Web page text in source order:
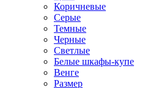
Коричневые
Серые
Темные
Черные
Светлые
Белые шкафы-купе
Венге
Размер